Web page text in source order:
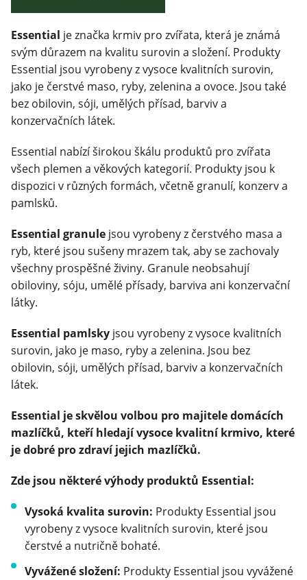
Klinika Veterix
777 319 516 (Po–Pá, 9–19h; So–Ne, 9–14h)
info@veterix.cz
E-shop Veterix
777 319 517 (Po–Pá, 8–15h)
eshop@veterix.cz
Essential je značka krmiv pro zvířata, která je známá
svým důrazem na kvalitu surovin a složení. Produkty
Essential jsou vyrobeny z vysoce kvalitních surovin,
jako je čerstvé maso, ryby, zelenina a ovoce. Jsou také
bez obilovin, sóji, umělých přísad, barviv a
konzervačních látek.
Essential nabízí širokou škálu produktů pro zvířata
všech plemen a věkových kategorií. Produkty jsou k
dispozici v různých formách, včetně granulí, konzerv a
pamlsků.
Essential granule jsou vyrobeny z čerstvého masa a
ryb, které jsou sušeny mrazem tak, aby se zachovaly
všechny prospěšné živiny. Granule neobsahují
obiloviny, sóju, umělé přísady, barviva ani konzervační
látky.
Essential pamlsky jsou vyrobeny z vysoce kvalitních
surovin, jako je maso, ryby a zelenina. Jsou bez
obilovin, sóji, umělých přísad, barviv a konzervačních
látek.
Essential je skvělou volbou pro majitele domácích
mazlíčků, kteří hledají vysoce kvalitní krmivo, které
je dobré pro zdraví jejich mazlíčků.
Zde jsou některé výhody produktů Essential:
Vysoká kvalita surovin: Produkty Essential jsou
vyrobeny z vysoce kvalitních surovin, které jsou
čerstvé a nutričně bohaté.
Vyvážené složení: Produkty Essential jsou vyvážené